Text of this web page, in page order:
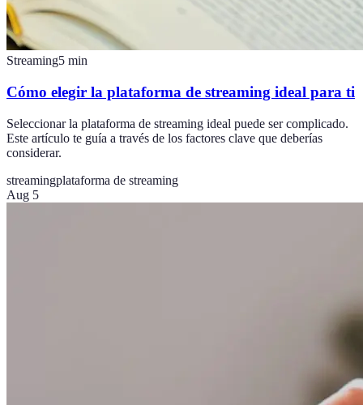
Streaming5 min
Cómo elegir la plataforma de streaming ideal para ti
Seleccionar la plataforma de streaming ideal puede ser complicado.
Este artículo te guía a través de los factores clave que deberías
considerar.
streamingplataforma de streaming
Aug 5